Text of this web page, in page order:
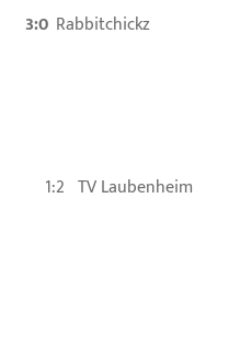
3:0 Rabbitchickz
TV Laubenheim